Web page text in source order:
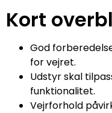
Kort
God
for vejret.
Udstyr skal
funktionalitet.
Vejrforhold